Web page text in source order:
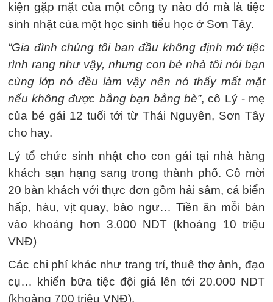
kiện gặp mặt của một công ty nào đó mà là tiệc
sinh nhật của một học sinh tiểu học ở Sơn Tây.
“Gia đình chúng tôi ban đầu không định mở tiệc
rình rang như vậy, nhưng con bé nhà tôi nói bạn
cùng lớp nó đều làm vậy nên nó thấy mất mặt
nếu không được bằng bạn bằng bè”, cô Lý - mẹ
của bé gái 12 tuổi tới từ Thái Nguyên, Sơn Tây
cho hay.
Lý tổ chức sinh nhật cho con gái tại nhà hàng
khách sạn hạng sang trong thành phố. Cô mời
20 bàn khách với thực đơn gồm hải sâm, cá biển
hấp, hàu, vịt quay, bào ngư… Tiền ăn mỗi bàn
vào khoảng hơn 3.000 NDT (khoảng 10 triệu
VNĐ)
Các chi phí khác như trang trí, thuê thợ ảnh, đạo
cụ… khiến bữa tiệc đội giá lên tới 20.000 NDT
(khoảng 700 triệu VNĐ).